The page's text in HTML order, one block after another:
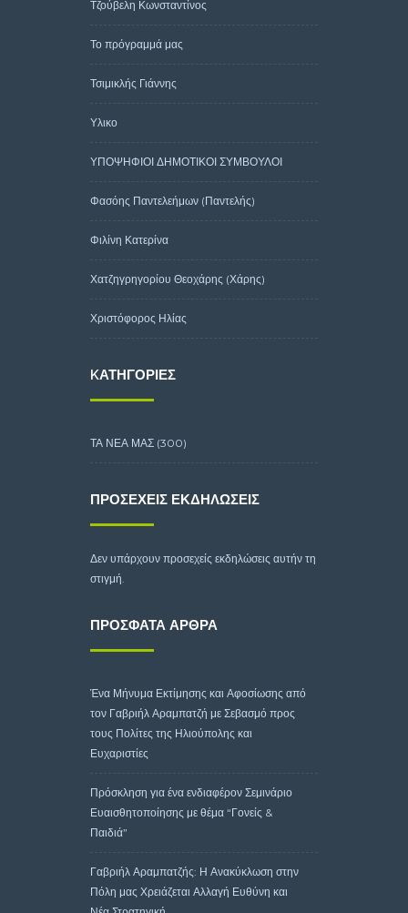
Τζούβελη Κωνσταντίνος
Το πρόγραμμά μας
Τσιμικλής Γιάννης
Υλικο
ΥΠΟΨΗΦΙΟΙ ΔΗΜΟΤΙΚΟΙ ΣΥΜΒΟΥΛΟΙ
Φασόης Παντελεήμων (Παντελής)
Φιλίνη Κατερίνα
Χατζηγρηγορίου Θεοχάρης (Χάρης)
Χριστόφορος Ηλίας
KΑΤΗΓΟΡΊΕΣ
ΤΑ ΝΕΑ ΜΑΣ (300)
ΠΡΟΣΕΧΕΊΣ ΕΚΔΗΛΏΣΕΙΣ
Δεν υπάρχουν προσεχείς εκδηλώσεις αυτήν τη
στιγμή.
ΠΡΌΣΦΑΤΑ ΆΡΘΡΑ
Ένα Μήνυμα Εκτίμησης και Αφοσίωσης από
τον Γαβριήλ Αραμπατζή με Σεβασμό προς
τους Πολίτες της Ηλιούπολης και
Ευχαριστίες
Πρόσκληση για ένα ενδιαφέρον Σεμινάριο
Ευαισθητοποίησης με θέμα “Γονείς &
Παιδιά”
Γαβριήλ Αραμπατζής: Η Ανακύκλωση στην
Πόλη μας Χρειάζεται Αλλαγή Ευθύνη και